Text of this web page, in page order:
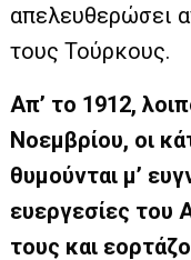
απελευθερώσει
τους Τούρκους.
Απ’ το 1912,
Νοεμβρίου, οι
θυμούνται μ’
ευεργεσίες του
τους και